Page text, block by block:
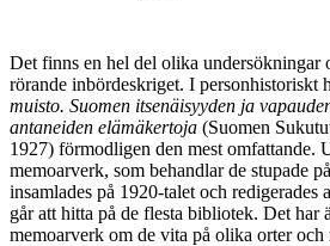
Det finns en hel del olika undersökningar
rörande inbördeskriget. I personhistoriskt
muisto. Suomen itsenäisyyden ja
antaneiden elämäkertoja (Suomen
1927) förmodligen den mest omfattande.
memoarverk, som behandlar de stupade
insamlades på 1920-talet och
går att hitta på de flesta bibliotek. Det har
memoarverk om de vita på olika orter och